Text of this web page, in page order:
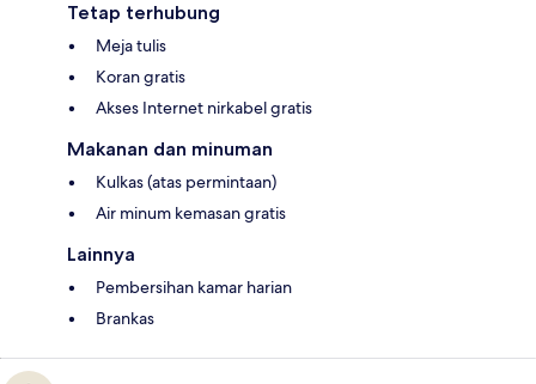
Tetap terhubung
Meja tulis
Koran gratis
Akses Internet nirkabel gratis
Makanan dan minuman
Kulkas (atas permintaan)
Air minum kemasan gratis
Lainnya
Pembersihan kamar harian
Brankas